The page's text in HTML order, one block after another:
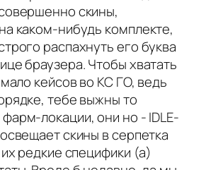
скины,
каком-нибудь комплекте,
распахнуть его буква
браузера. Чтобы хватать
кейсов во КС ГО, ведь
тебе выжны то
локации, они но - IDLE-
скины в серпетка
редкие специфики (а)